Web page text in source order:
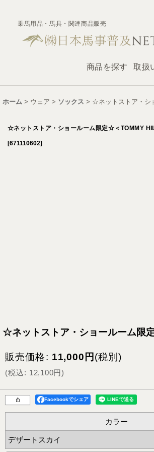
乗馬用品・馬具・関連商品販売
商品を探す 取扱
ホーム > ウェア > ソックス > ☆ネットストア・シ
☆ネットストア・ショールーム限定☆＜TOMMY
[671110602]
☆ネットストア・ショールーム限
販売価格: 11,000 円 (税別)
(税込: 12,100円)
Facebookでシェア
カラー
デザートスカイ